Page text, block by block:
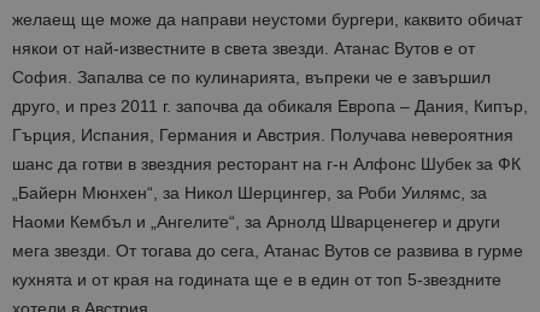
желаещ ще може да направи неустоми бургери, каквито обичат
някои от най-известните в света звезди. Атанас Вутов е от
София. Запалва се по кулинарията, въпреки че е завършил
друго, и през 2011 г. започва да обикаля Европа – Дания, Кипър,
Гърция, Испания, Германия и Австрия. Получава невероятния
шанс да готви в звездния ресторант на г-н Алфонс Шубек за ФК
„Байерн Мюнхен“, за Никол Шерцингер, за Роби Уилямс, за
Наоми Кембъл и „Ангелите“, за Арнолд Шварценегер и други
мега звезди. От тогава до сега, Атанас Вутов се развива в гурме
кухнята и от края на годината ще е в един от топ 5-звездните